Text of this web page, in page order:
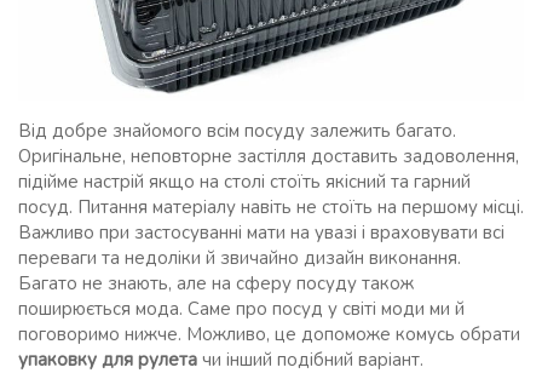
Від добре знайомого всім посуду залежить багато.
Оригінальне, неповторне застілля доставить задоволення,
підійме настрій якщо на столі стоїть якісний та гарний
посуд. Питання матеріалу навіть не стоїть на першому місці.
Важливо при застосуванні мати на увазі і враховувати всі
переваги та недоліки й звичайно дизайн виконання.
Багато не знають, але на сферу посуду також
поширюється мода. Саме про посуд у світі моди ми й
поговоримо нижче. Можливо, це допоможе комусь обрати
упаковку для рулета чи інший подібний варіант.